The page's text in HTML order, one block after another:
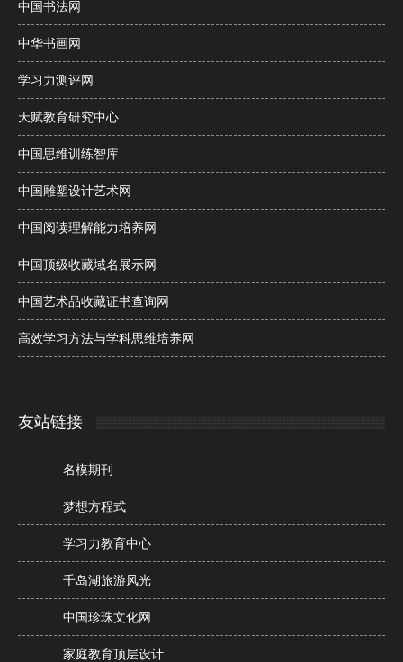
中国书法网
中华书画网
学习力测评网
天赋教育研究中心
中国思维训练智库
中国雕塑设计艺术网
中国阅读理解能力培养网
中国顶级收藏域名展示网
中国艺术品收藏证书查询网
高效学习方法与学科思维培养网
友站链接
名模期刊
梦想方程式
学习力教育中心
千岛湖旅游风光
中国珍珠文化网
家庭教育顶层设计